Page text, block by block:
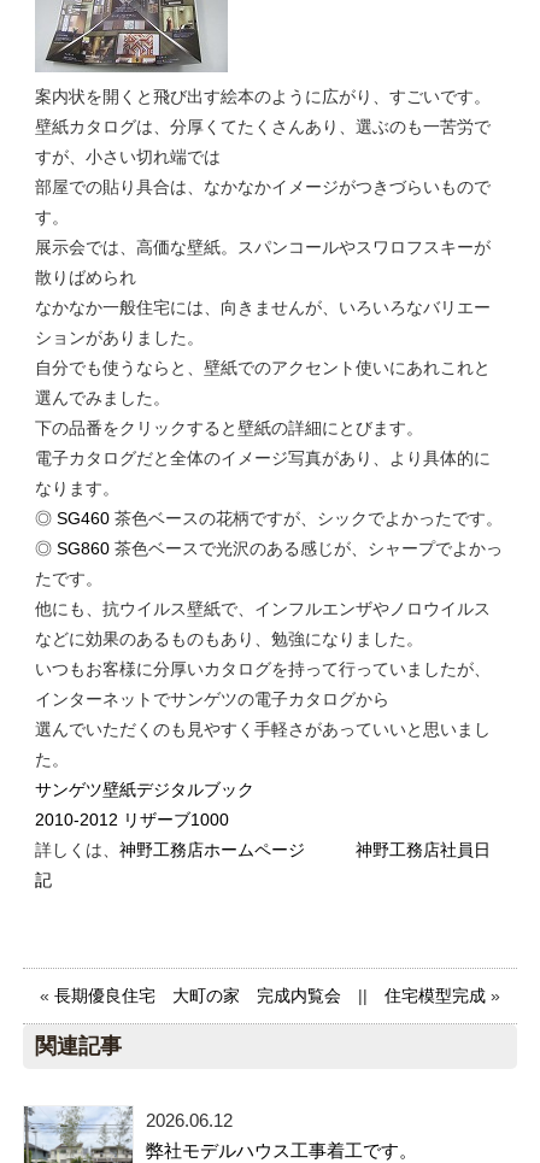
案内状を開くと飛び出す絵本のように広がり、すごいです。
壁紙カタログは、分厚くてたくさんあり、選ぶのも一苦労で
すが、小さい切れ端では
部屋での貼り具合は、なかなかイメージがつきづらいもので
す。
展示会では、高価な壁紙。スパンコールやスワロフスキーが
散りばめられ
なかなか一般住宅には、向きませんが、いろいろなバリエー
ションがありました。
自分でも使うならと、壁紙でのアクセント使いにあれこれと
選んでみました。
下の品番をクリックすると壁紙の詳細にとびます。
電子カタログだと全体のイメージ写真があり、より具体的に
なります。
◎ SG460茶色ベースの花柄ですが、シックでよかったです。
◎ SG860茶色ベースで光沢のある感じが、シャープでよかっ
たです。
他にも、抗ウイルス壁紙で、インフルエンザやノロウイルス
などに効果のあるものもあり、勉強になりました。
いつもお客様に分厚いカタログを持って行っていましたが、
インターネットでサンゲツの電子カタログから
選んでいただくのも見やすく手軽さがあっていいと思いまし
た。
サンゲツ壁紙デジタルブック
2010-2012 リザーブ1000
詳しくは、 神野工務店ホームページ
神野工務店社員日
記
« 長期優良住宅 大町の家 完成内覧会|| 住宅模型完成»
関連記事
2026.06.12
弊社モデルハウス工事着工です。